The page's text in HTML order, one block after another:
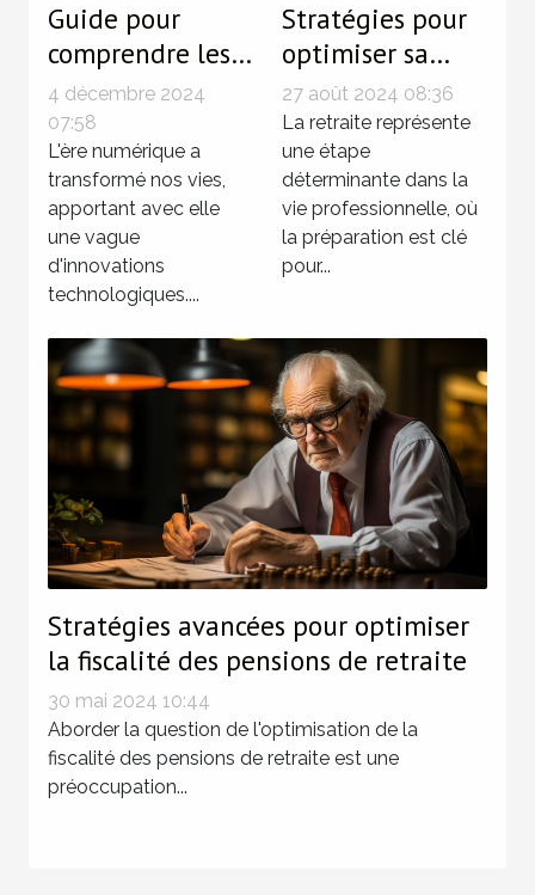
Guide pour
comprendre les
enjeux de la
cyberassurance
en France
4 décembre 2024
07:58
L'ère numérique a
transformé nos vies,
apportant avec elle
une vague
d'innovations
technologiques....
Stratégies pour
optimiser sa
pension de
retraite avec la
surcote
27 août 2024 08:36
La retraite représente
une étape
déterminante dans la
vie professionnelle, où
la préparation est clé
pour...
Stratégies avancées pour optimiser
la fiscalité des pensions de retraite
30 mai 2024 10:44
Aborder la question de l'optimisation de la
fiscalité des pensions de retraite est une
préoccupation...